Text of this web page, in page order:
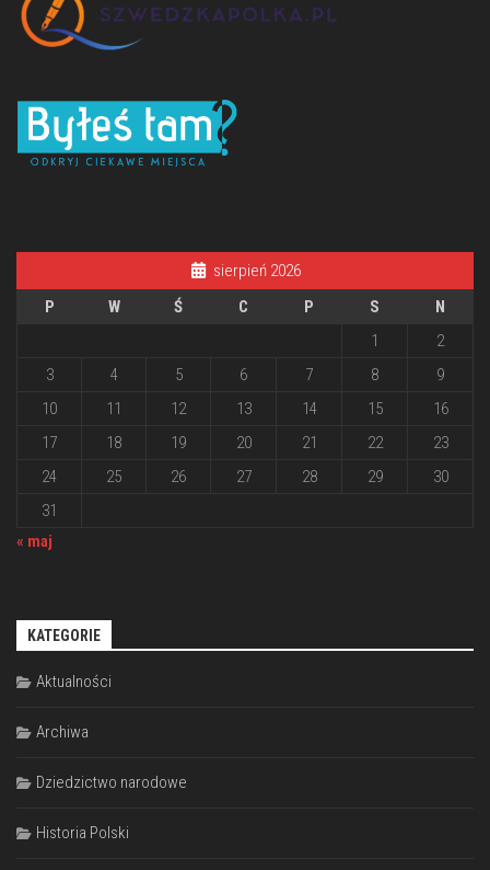
sierpień 2026
P
W Ś C P S
N
1
2
3
4 5 6 7 8
9
10
11 12 13 14 15
16
17
18 19 20 21 22
23
24
25 26 27 28 29
30
31
« maj
KATEGORIE
Aktualności
Archiwa
Dziedzictwo narodowe
Historia Polski